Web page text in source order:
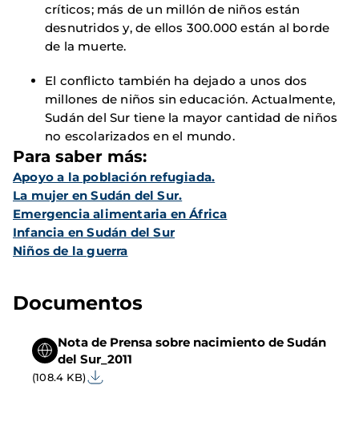
críticos; más de un millón de niños están
desnutridos y, de ellos 300.000 están al borde
de la muerte.
El conflicto también ha dejado a unos dos
millones de niños sin educación. Actualmente,
Sudán del Sur tiene la mayor cantidad de niños
no escolarizados en el mundo.
Para saber más:
Apoyo a la población refugiada.
La mujer en Sudán del Sur.
Emergencia alimentaria en África
Infancia en Sudán del Sur
Niños de la guerra
Documentos
Nota de Prensa sobre nacimiento de Sudán
del Sur_2011
(108.4 KB)